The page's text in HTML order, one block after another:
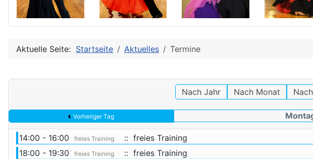
Aktuelle Seite: Startseite Aktuelles Termine
Nach Jahr Nach Monat
Vorheriger Tag
14:00 - 16:00 freies Training
:: freies Training
18:00 - 19:30
freies Training
:: freies Training